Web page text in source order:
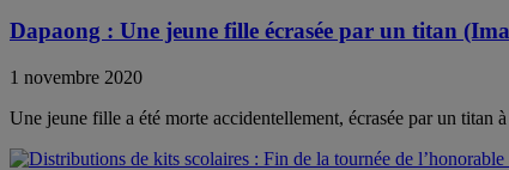
Dapaong : Une jeune fille écrasée par un titan
1 novembre 2020
Une jeune fille a été morte accidentellement, écrasée par un titan